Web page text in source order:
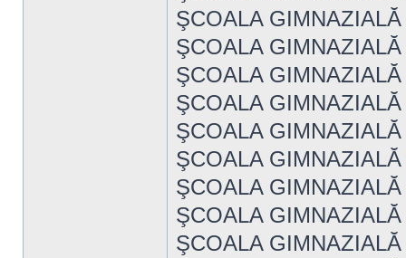
ŞCOALA
ŞCOALA
ŞCOALA
ŞCOALA
ŞCOALA
ŞCOALA
ŞCOALA
ŞCOALA
ŞCOALA